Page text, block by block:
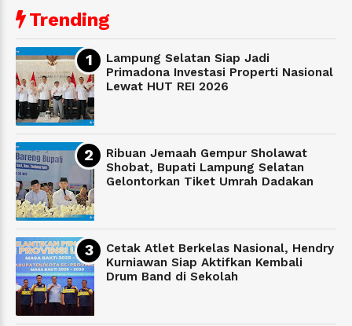
Trending
Lampung Selatan Siap Jadi
Primadona Investasi Properti Nasional
Lewat HUT REI 2026
Ribuan Jemaah Gempur Sholawat
Shobat, Bupati Lampung Selatan
Gelontorkan Tiket Umrah Dadakan
Cetak Atlet Berkelas Nasional, Hendry
Kurniawan Siap Aktifkan Kembali
Drum Band di Sekolah